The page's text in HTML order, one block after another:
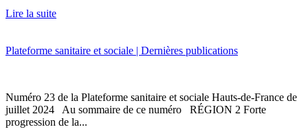
Lire la suite
Plateforme sanitaire et sociale | Dernières publications
Numéro 23 de la Plateforme sanitaire et sociale Hauts-de-France de
juillet 2024 Au sommaire de ce numéro RÉGION 2 Forte
progression de la...